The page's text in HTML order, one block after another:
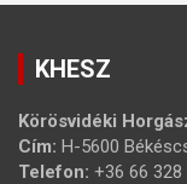
KHESZ
Körösvidéki
Cím: H-5600
Telefon: +36 66 328